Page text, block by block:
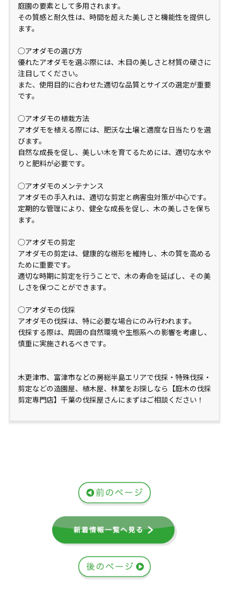
庭園の要素として多用されます。
その質感と耐久性は、時間を超えた美しさと機能性を提供し
ます。
◯アオダモの選び方
優れたアオダモを選ぶ際には、木目の美しさと材質の硬さに
注目してください。
また、使用目的に合わせた適切な品質とサイズの選定が重要
です。
◯アオダモの植栽方法
アオダモを植える際には、肥沃な土壌と適度な日当たりを選
びます。
自然な成長を促し、美しい木を育てるためには、適切な水や
りと肥料が必要です。
◯アオダモのメンテナンス
アオダモの手入れは、適切な剪定と病害虫対策が中心です。
定期的な管理により、健全な成長を促し、木の美しさを保ち
ます。
◯アオダモの剪定
アオダモの剪定は、健康的な樹形を維持し、木の質を高める
ために重要です。
適切な時期に剪定を行うことで、木の寿命を延ばし、その美
しさを保つことができます。
◯アオダモの伐採
アオダモの伐採は、特に必要な場合にのみ行われます。
伐採する際は、周囲の自然環境や生態系への影響を考慮し、
慎重に実施されるべきです。
木更津市、富津市などの房総半島エリアで伐採・特殊伐採・
剪定などの造園屋、植木屋、林業をお探しなら【庭木の伐採
剪定専門店】千葉の伐採屋さんにまずはご相談ください！